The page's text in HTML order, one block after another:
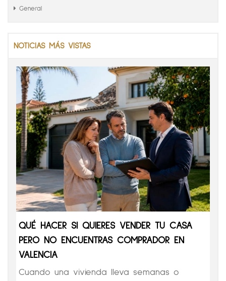
General
NOTICIAS MÁS VISTAS
QUÉ HACER SI QUIERES VENDER TU CASA
PERO NO ENCUENTRAS COMPRADOR EN
VALENCIA
Cuando una vivienda lleva semanas o